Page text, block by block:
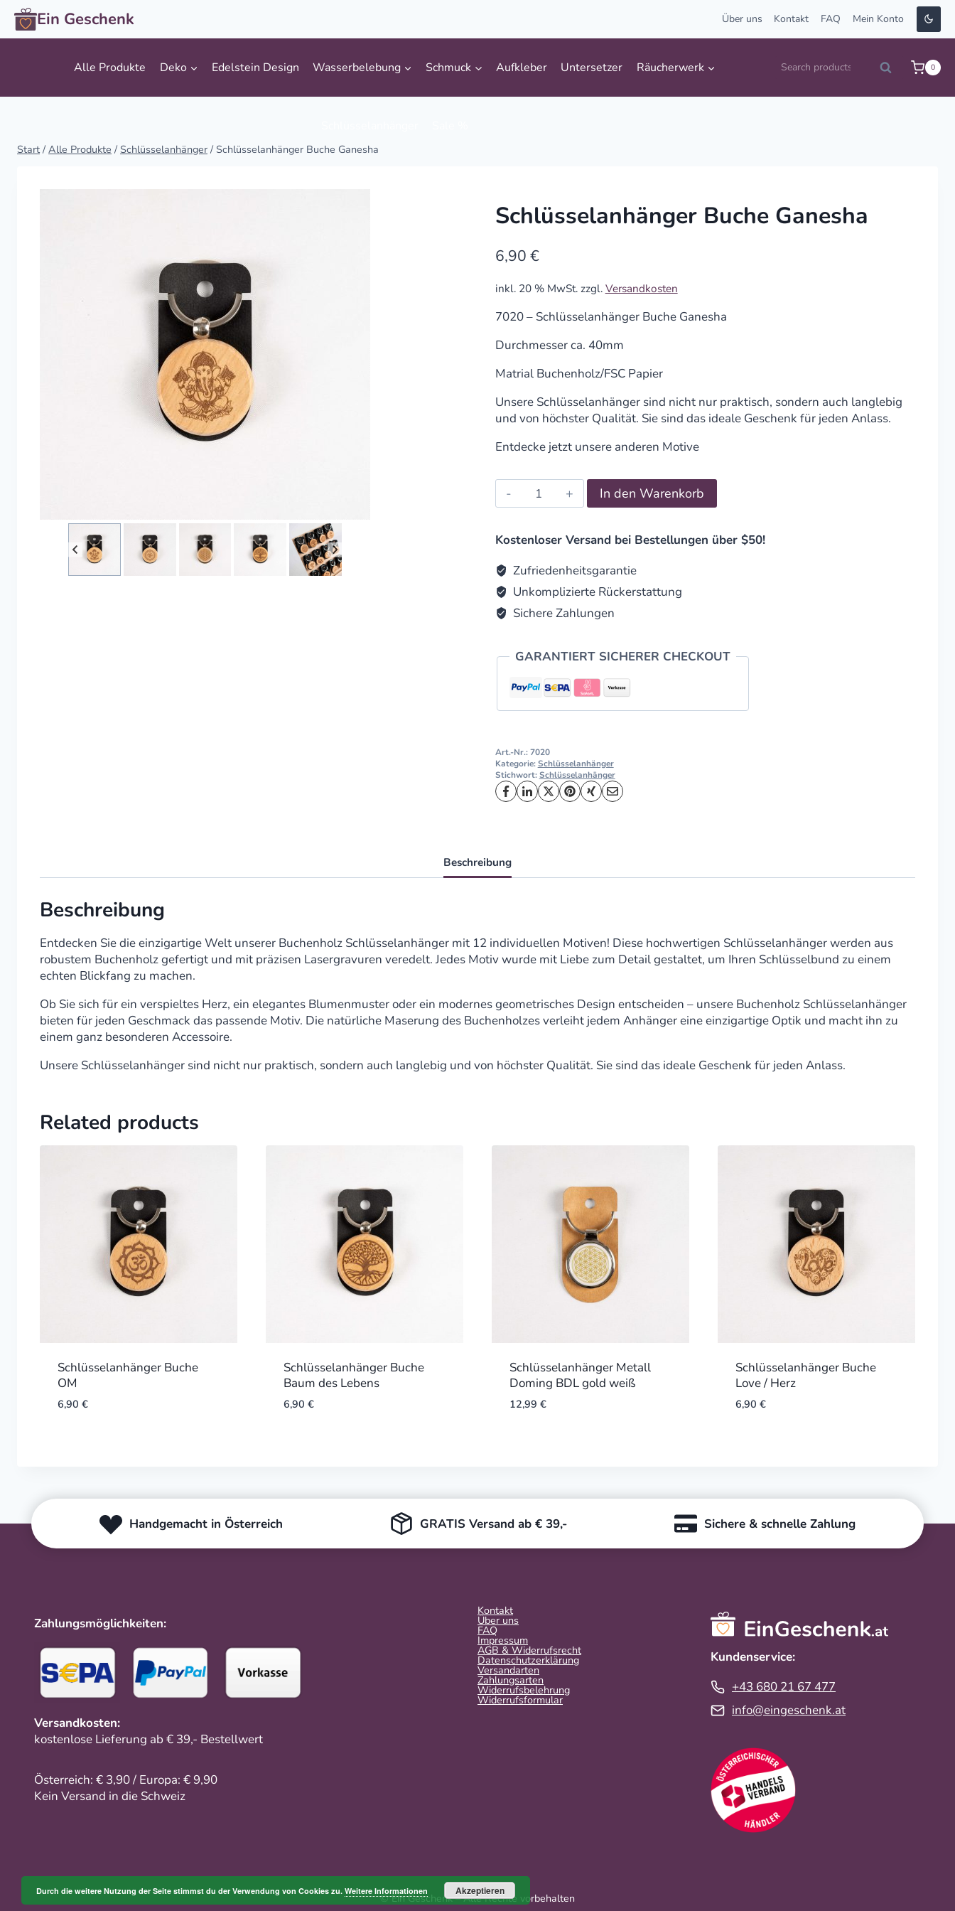
Zum
Inhalt
springen
Ein Geschenk Über uns Kontakt FAQ Mein Konto
Alle Produkte Deko Edelstein Design Wasserbelebung Schmuck Aufkleber Untersetzer Räucherwerk
Suche
Search 0
Start / Alle Produkte / Schlüsselanhänger / Schlüsselanhänger Buche Ganesha
Schlüsselanhänger Buche Ganesha
6,90 €
inkl. 20 % MwSt. zzgl. Versandkosten
7020 – Schlüsselanhänger Buche Ganesha
Durchmesser ca. 40mm
Matrial Buchenholz/FSC Papier
Unsere Schlüsselanhänger sind nicht nur praktisch, sondern auch langlebig
und von höchster Qualität. Sie sind das ideale Geschenk für jeden Anlass.
Entdecke jetzt unsere anderen Motive
Schlüsselanhänger
Buche
quantity
In den Warenkorb
Kostenloser Versand bei Bestellungen über $50!
Zufriedenheitsgarantie
Unkomplizierte Rückerstattung
Sichere Zahlungen
GARANTIERT SICHERER CHECKOUT
Art.-Nr.:7020
Kategorie:Schlüsselanhänger
Stichwort:Schlüsselanhänger
Beschreibung
Beschreibung
Entdecken Sie die einzigartige Welt unserer Buchenholz Schlüsselanhänger mit 12 individuellen Motiven! Diese hochwertigen Schlüsselanhänger werden aus
robustem Buchenholz gefertigt und mit präzisen Lasergravuren veredelt. Jedes Motiv wurde mit Liebe zum Detail gestaltet, um Ihren Schlüsselbund zu einem
echten Blickfang zu machen.
Ob Sie sich für ein verspieltes Herz, ein elegantes Blumenmuster oder ein modernes geometrisches Design entscheiden – unsere Buchenholz Schlüsselanhänger
bieten für jeden Geschmack das passende Motiv. Die natürliche Maserung des Buchenholzes verleiht jedem Anhänger eine einzigartige Optik und macht ihn zu
einem ganz besonderen Accessoire.
Unsere Schlüsselanhänger sind nicht nur praktisch, sondern auch langlebig und von höchster Qualität. Sie sind das ideale Geschenk für jeden Anlass.
Related products
Schlüsselanhänger Buche
OM
6,90 €
Schlüsselanhänger Buche
Baum des Lebens
6,90 €
Schlüsselanhänger Metall
Doming BDL gold weiß
12,99 €
Schlüsselanhänger Buche
Love / Herz
6,90 €
Handgemacht in Österreich GRATIS Versand ab € 39,- Sichere & schnelle Zahlung
Zahlungsmöglichkeiten:
Versandkosten:
kostenlose Lieferung ab € 39,- Bestellwert
Österreich: € 3,90 / Europa: € 9,90
Kein Versand in die Schweiz
Kontakt
Über uns
FAQ
Impressum
AGB & Widerrufsrecht
Datenschutzerklärung
Versandarten
Zahlungsarten
Widerrufsbelehrung
Widerrufs­formular
Kundenservice:
+43 680 21 67 477
info@eingeschenk.at
© Ein Geschenk – Alle Rechte vorbehalten
Durch die weitere Nutzung der Seite stimmst du der Verwendung von Cookies zu. Weitere Informationen Akzeptieren